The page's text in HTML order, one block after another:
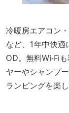
冷暖房エアコン
など、1年中快適
OD。無料Wi-Fi
ヤーやシャンプ
ランピングを楽